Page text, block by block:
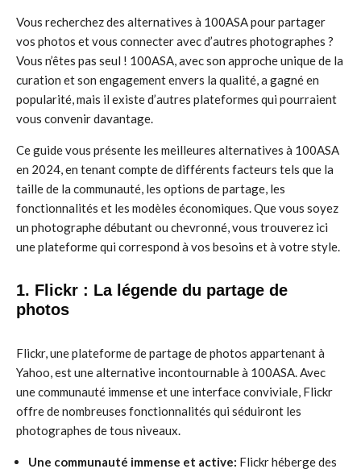
Vous recherchez des alternatives à 100ASA pour partager
vos photos et vous connecter avec d’autres photographes ?
Vous n’êtes pas seul ! 100ASA, avec son approche unique de la
curation et son engagement envers la qualité, a gagné en
popularité, mais il existe d’autres plateformes qui pourraient
vous convenir davantage.
Ce guide vous présente les meilleures alternatives à 100ASA
en 2024, en tenant compte de différents facteurs tels que la
taille de la communauté, les options de partage, les
fonctionnalités et les modèles économiques. Que vous soyez
un photographe débutant ou chevronné, vous trouverez ici
une plateforme qui correspond à vos besoins et à votre style.
1. Flickr : La légende du partage de
photos
Flickr, une plateforme de partage de photos appartenant à
Yahoo, est une alternative incontournable à 100ASA. Avec
une communauté immense et une interface conviviale, Flickr
offre de nombreuses fonctionnalités qui séduiront les
photographes de tous niveaux.
Une communauté immense et active: Flickr héberge des